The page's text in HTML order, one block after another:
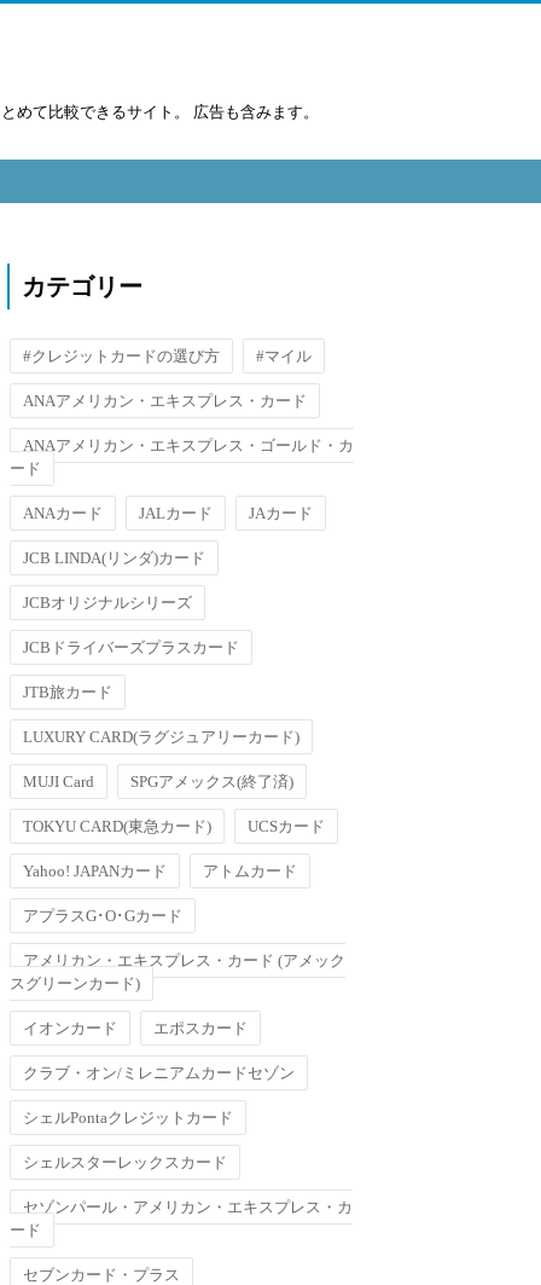
て比較できるサイト。 広告も含みます。
カテゴリー
#クレジットカードの選び方 #マイル
ANAアメリカン・エキスプレス・カード
ANAアメリカン・エキスプレス・ゴールド・カ
ード
ANAカード JALカード JAカード
JCB LINDA(リンダ)カード
JCBオリジナルシリーズ
JCBドライバーズプラスカード
JTB旅カード
LUXURY CARD(ラグジュアリーカード)
MUJI Card SPGアメックス(終了済)
TOKYU CARD(東急カード) UCSカード
Yahoo! JAPANカード アトムカード
アプラスG･O･Gカード
アメリカン・エキスプレス・カード (アメック
スグリーンカード)
イオンカード エポスカード
クラブ・オン/ミレニアムカードセゾン
シェルPontaクレジットカード
シェルスターレックスカード
セゾンパール・アメリカン・エキスプレス・カ
ード
セブンカード・プラス